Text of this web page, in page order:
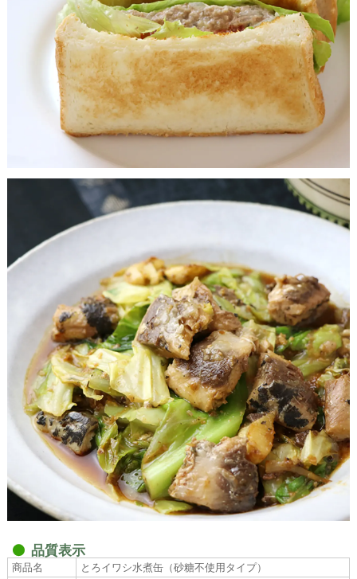
品質表示
商品名
とろイワシ水煮缶（砂糖不使用タイプ）